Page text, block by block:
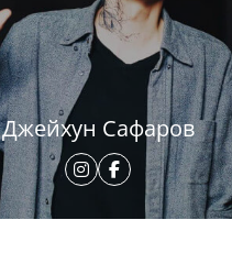
Джейхун Сафаров